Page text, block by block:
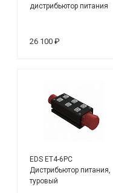
дистрибьютор питания
26 100 ₽
EDS ET4-6PC
Дистрибьютор питания,
туровый